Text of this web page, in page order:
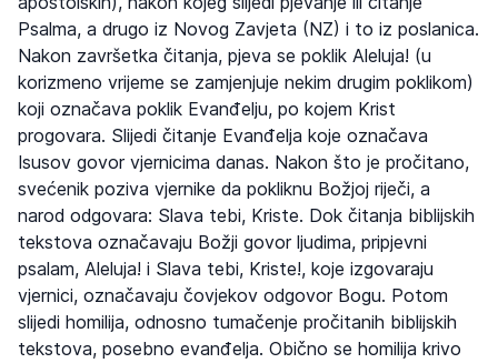
Psalma, a drugo iz Novog Zavjeta (NZ) i to iz poslanica.
Nakon završetka čitanja, pjeva se poklik Aleluja! (u
korizmeno vrijeme se zamjenjuje nekim drugim poklikom)
koji označava poklik Evanđelju, po kojem Krist
progovara. Slijedi čitanje Evanđelja koje označava
Isusov govor vjernicima danas. Nakon što je pročitano,
svećenik poziva vjernike da pokliknu Božjoj riječi, a
narod odgovara: Slava tebi, Kriste. Dok čitanja biblijskih
tekstova označavaju Božji govor ljudima, pripjevni
psalam, Aleluja! i Slava tebi, Kriste!, koje izgovaraju
vjernici, označavaju čovjekov odgovor Bogu. Potom
slijedi homilija, odnosno tumačenje pročitanih biblijskih
tekstova, posebno evanđelja. Obično se homilija krivo